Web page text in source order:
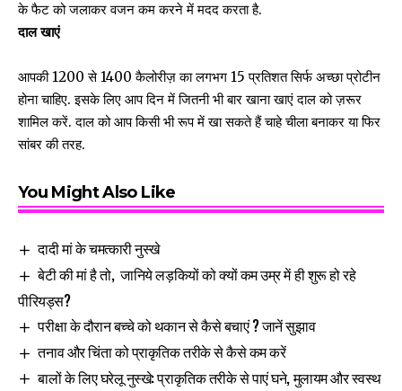
के फैट को जलाकर वजन कम करने में मदद करता है.
दाल खाएं
आपकी 1200 से 1400 कैलोरीज़ का लगभग 15 प्रतिशत सिर्फ अच्छा प्रोटीन
होना चाहिए. इसके लिए आप दिन में जितनी भी बार खाना खाएं दाल को ज़रूर
शामिल करें. दाल को आप किसी भी रूप में खा सकते हैं चाहे चीला बनाकर या फिर
सांबर की तरह.
You Might Also Like
दादी मां के चमत्कारी नुस्खे
बेटी की मां है तो, जानिये लड़कियों को क्यों कम उम्र में ही शुरू हो रहे
पीरियड्स?
परीक्षा के दौरान बच्चे को थकान से कैसे बचाएं ? जानें सुझाव
तनाव और चिंता को प्राकृतिक तरीके से कैसे कम करें
बालों के लिए घरेलू नुस्खे: प्राकृतिक तरीके से पाएं घने, मुलायम और स्वस्थ